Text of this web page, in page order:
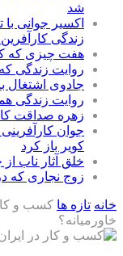
شد
اکسیر جوانی
زندگی
هفت چیزی که
روایت زندگی
جادوی اشتغال
روایت زندگی
زهره صداقت
جوان
کویر باز کرد
خلق آثار ناب
زوج نجاری که
خانه تازه ها کسب و
خاورمیانه؟